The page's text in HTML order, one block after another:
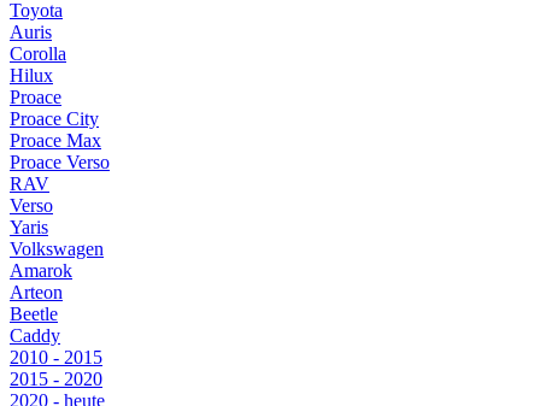
Toyota
Auris
Corolla
Hilux
Proace
Proace City
Proace Max
Proace Verso
RAV
Verso
Yaris
Volkswagen
Amarok
Arteon
Beetle
Caddy
2010 - 2015
2015 - 2020
2020 - heute